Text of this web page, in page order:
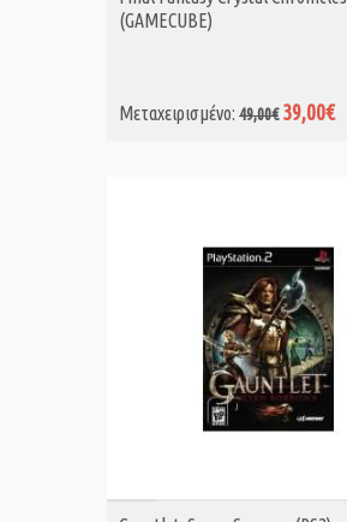
(GAMECUBE)
Μεταχειρισμένο: 49,00€ 39,00€